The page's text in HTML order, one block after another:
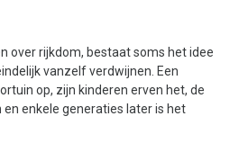
over rijkdom, bestaat soms het idee
vanzelf verdwijnen. Een
op, zijn kinderen erven het, de
en enkele generaties later is het